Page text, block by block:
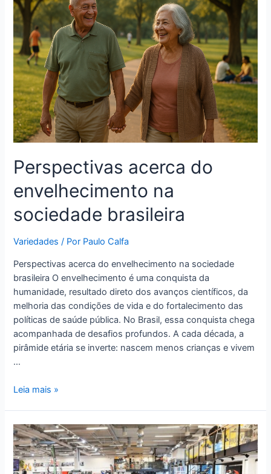
Perspectivas acerca do
envelhecimento na
sociedade brasileira
Variedades / Por Paulo Calfa
Perspectivas acerca do envelhecimento na sociedade
brasileira O envelhecimento é uma conquista da
humanidade, resultado direto dos avanços científicos, da
melhoria das condições de vida e do fortalecimento das
políticas de saúde pública. No Brasil, essa conquista chega
acompanhada de desafios profundos. A cada década, a
pirâmide etária se inverte: nascem menos crianças e vivem
…
Leia mais »